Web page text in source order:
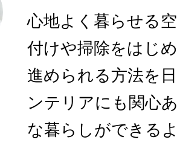
心地よく暮らせる
付けや掃除をはじ
進められる方法を
ンテリアにも関心
な暮らしができる